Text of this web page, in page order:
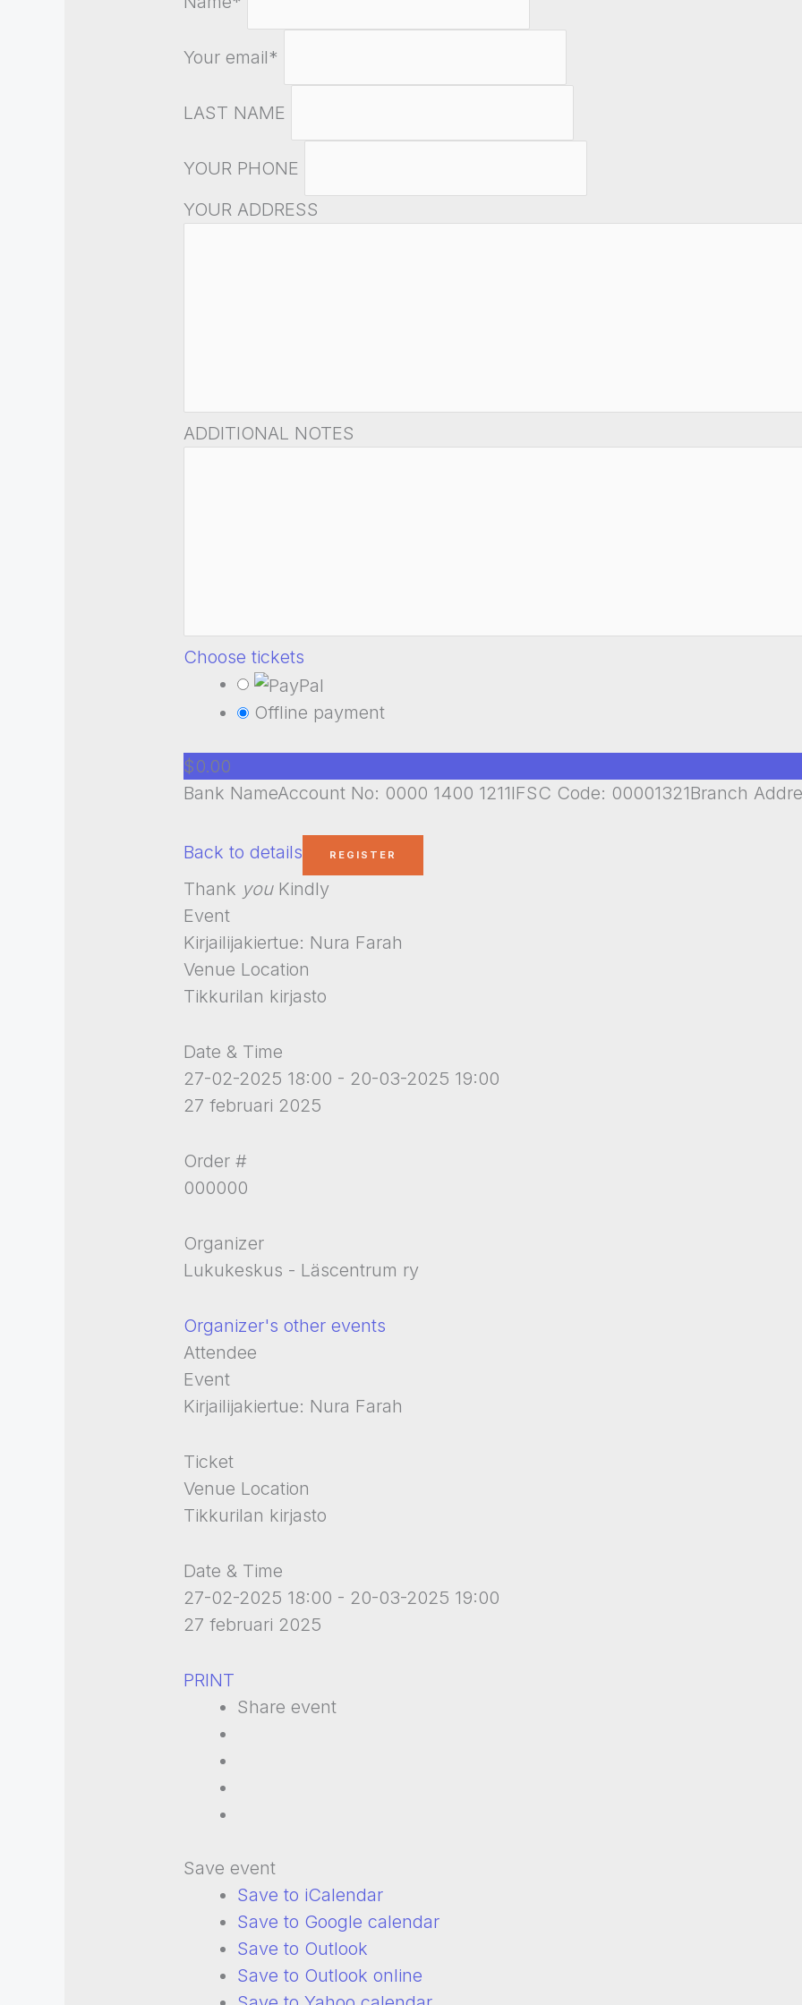
Your email*
LAST NAME
YOUR PHONE
YOUR ADDRESS
ADDITIONAL NOTES
Choose tickets
Offline payment
$0.00
Bank NameAccount No: 0000 1400 1211IFSC Code: 00001321Branch
Back to details
Thank youKindly
Event
Kirjailijakiertue: Nura Farah
Venue Location
Tikkurilan kirjasto
Date & Time
27-02-2025 18:00 - 20-03-2025 19:00
27 februari 2025
Order #
000000
Organizer
Lukukeskus - Läscentrum ry
Organizer's other events
Attendee
Event
Kirjailijakiertue: Nura Farah
Ticket
Venue Location
Tikkurilan kirjasto
Date & Time
27-02-2025 18:00 - 20-03-2025 19:00
27 februari 2025
PRINT
Share event
Save event
Save to iCalendar
Save to Google calendar
Save to Outlook
Save to Outlook online